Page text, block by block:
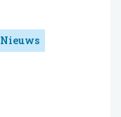
Nieuws